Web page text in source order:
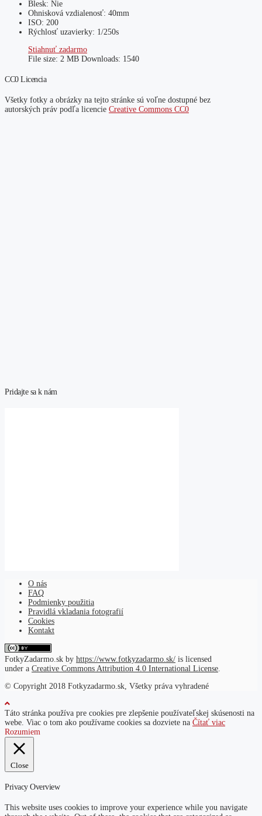
Blesk: Nie
Ohnisková vzdialenosť: 40mm
ISO: 200
Rýchlosť uzavierky: 1/250s
Stiahnuť zadarmo
File size: 2 MB Downloads: 1540
CC0 Licencia
Všetky fotky a obrázky na tejto stránke sú voľne dostupné bez
autorských práv podľa licencie Creative Commons CC0
Pridajte sa k nám
O nás
FAQ
Podmienky použitia
Pravidlá vkladania fotografií
Cookies
Kontakt
FotkyZadarmo.sk by https://www.fotkyzadarmo.sk/ is licensed
under a Creative Commons Attribution 4.0 International License
© Copyright 2018 Fotkyzadarmo.sk, Všetky práva vyhradené
Táto stránka používa pre cookies pre zlepšenie používateľskej skúsenosti na
webe. Viac o tom ako používame cookies sa dozviete na Čítať viac
Rozumiem
Close
Privacy Overview
This website uses cookies to improve your experience while you navigate